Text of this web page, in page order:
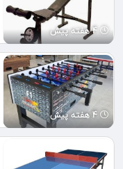
4 هفته پیش
4 هفته پیش